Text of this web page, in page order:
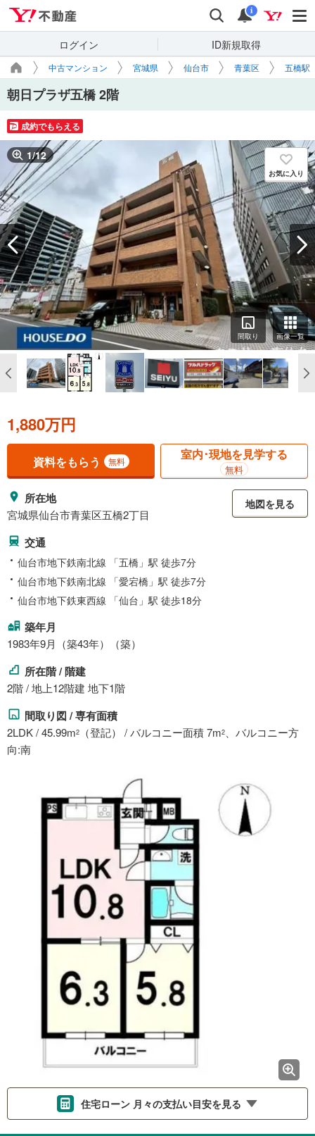
検索 通知
i
ログイン ID新規取得
中古マンション 宮城県 仙台市 青葉区 五橋駅
朝日プラザ五橋 2階
成約でもらえる
1/12
お気に入り
間取り 画像一覧
1,880万円
資料をもらう 無料 室内･現地を見学する
無料
所在地
宮城県仙台市青葉区五橋2丁目
地図を見る
交通
仙台市地下鉄南北線 「五橋」駅 徒歩7分
仙台市地下鉄南北線 「愛宕橋」駅 徒歩7分
仙台市地下鉄東西線 「仙台」駅 徒歩18分
築年月
1983年9月（築43年）（築）
所在階 / 階建
2階 / 地上12階建 地下1階
間取り図 / 専有面積
2LDK / 45.99m2 （登記） / バルコニー面積 7m2、バルコニー方
向:南
住宅ローン 月々の支払い目安を見る